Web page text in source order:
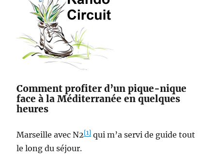
Comment profiter d’un pique-nique
face à la Méditerranée en quelques
heures
Marseille avec N2[1] qui m’a servi de guide tout
le long du séjour.